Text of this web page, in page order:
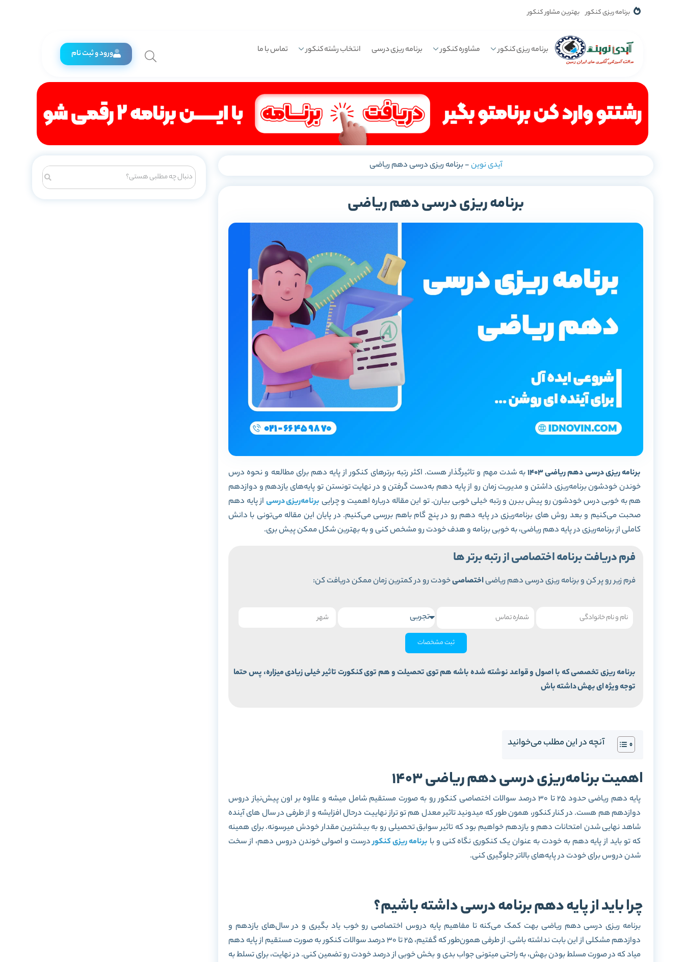
برنامه ریزی کنکور بهترین مشاور کنکور
برنامه ریزی کنکور مشاوره کنکور برنامه ریزی درسی انتخاب رشته کنکور تماس با ما ورود و ثبت نام
آیدی نوین-برنامه ریزی درسی دهم ریاضی
برنامه ریزی درسی دهم ریاضی
برنامه ریزی درسی دهم ریاضی 1403
به شدت مهم و تاثیرگذار هست. اکثر رتبه برترهای کنکور از پایه دهم برای مطالعه و نحوه درس
خوندن خودشون برنامه‌ریزی داشتن و مدیریت زمان رو از پایه دهم به‌دست گرفتن و در نهایت تونستن تو پایه‌های یازدهم و دوازدهم
هم به خوبی درس خودشون رو پیش ببرن و رتبه خیلی خوبی بیارن. تو این مقاله درباره اهمیت و چرایی برنامه‌ریزی درسی از پایه دهم
صحبت می‌کنیم و بعد روش های برنامه‌ریزی در پایه دهم رو در پنج گام باهم بررسی می‌کنیم. در پایان این مقاله می‌تونی با دانش
کاملی از برنامه‌ریزی در پایه دهم ریاضی، به خوبی برنامه و هدف خودت رو مشخص کنی و به بهترین شکل ممکن پیش بری.
فرم دریافت برنامه اختصاصی از رتبه برتر ها
فرم زیر رو پر کن و برنامه ریزی درسی دهم ریاضیاختصاصیخودت رو در کمترین زمان ممکن دریافت کن:
ثبت مشخصات
برنامه ریزی تخصصی که با اصول و قواعد نوشته شده باشه هم توی تحصیلت و هم توی کنکورت تاثیر خیلی زیادی میزاره، پس حتما
توجه ویژه ای بهش داشته باش
آنچه در این مطلب می‌خوانید
اهمیت برنامه‌ریزی درسی دهم ریاضی 1403
پایه دهم ریاضی حدود 25 تا 30 درصد سوالات اختصاصی کنکور رو به صورت مستقیم شامل میشه و علاوه بر اون پیش‌نیاز دروس
دوازدهم هم هست. در کنار کنکور، همون طور که میدونید تاثیر معدل هم تو تراز نهاییت درحال افزایشه و از طرفی در سال های آینده
شاهد نهایی شدن امتحانات دهم و یازدهم خواهیم بود که تاثیر سوابق تحصیلی رو به بیشترین مقدار خودش میرسونه. برای همینه
که تو باید از پایه دهم به خودت به عنوان یک کنکوری نگاه کنی و با برنامه ریزی کنکوردرست و اصولی خوندن دروس دهم، از سخت
شدن دروس برای خودت در پایه‌های بالاتر جلوگیری کنی.
چرا باید از پایه دهم برنامه درسی داشته باشیم؟
برنامه ریزی درسی دهم ریاضی بهت کمک می‌کنه تا مفاهیم پایه دروس اختصاصی رو خوب یاد بگیری و در سال‌های یازدهم و
دوازدهم مشکلی از این بابت نداشته باشی. از طرفی همون‌طور که گفتیم، 25 تا 30 درصد سوالات کنکور به صورت مستقیم از پایه دهم
میاد که در صورت مسلط بودن بهش، به راحتی میتونی جواب بدی و بخش خوبی از درصد خودت رو تضمین کنی. در نهایت، برای تسلط به